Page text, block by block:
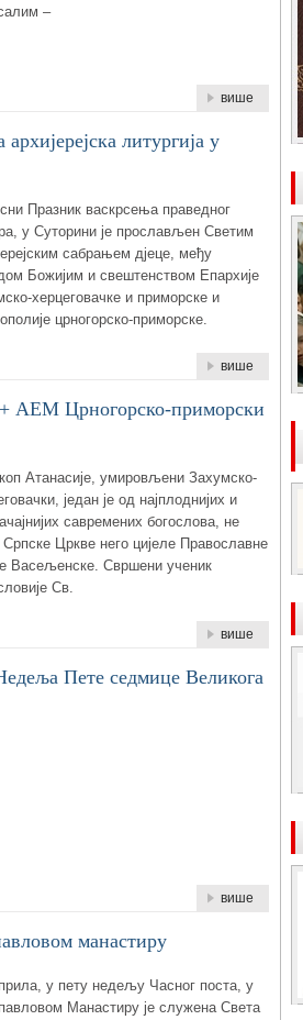
–
више
литургија у
Празник васкрсења праведног
у Суторини је прослављен Светим
сабрањем дјеце, међу
Божијим и свештенством Епархије
херцеговачке и приморске и
црногорско-приморске.
више
АЕМ Црногорско-приморски
Атанасије, умировљени Захумско-
један је од најплоднијих и
савремених богослова, не
Цркве него цијеле Православне
Васељенске. Свршени ученик
Св.
више
Пете седмице Великога
више
манастиру
у пету недељу Часног поста, у
Манастиру је служена Света